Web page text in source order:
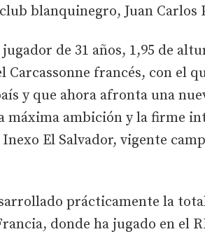
blanquinegro, Juan Carlos
de 31 años, 1,95 de
Carcassonne francés, con el
y que ahora afronta una
máxima ambición y la firme
El Salvador, vigente
prácticamente la
donde ha jugado en el